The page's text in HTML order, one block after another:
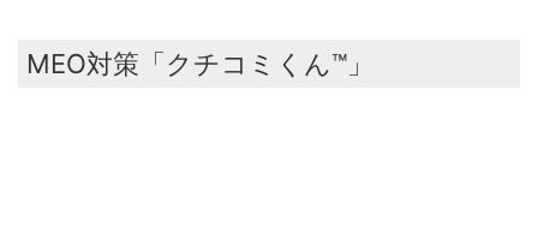
MEO対策「クチコミくん™️」